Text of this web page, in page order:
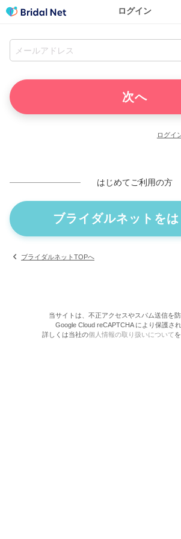
ログイン
ログイ
はじめてご利用の方
ブライダルネットを
ブライダルネットTOPへ
当サイトは、不正アクセスやスパム送信を
Google Cloud reCAPTCHA により保護され
詳しくは当社の個人情報の取り扱いについて